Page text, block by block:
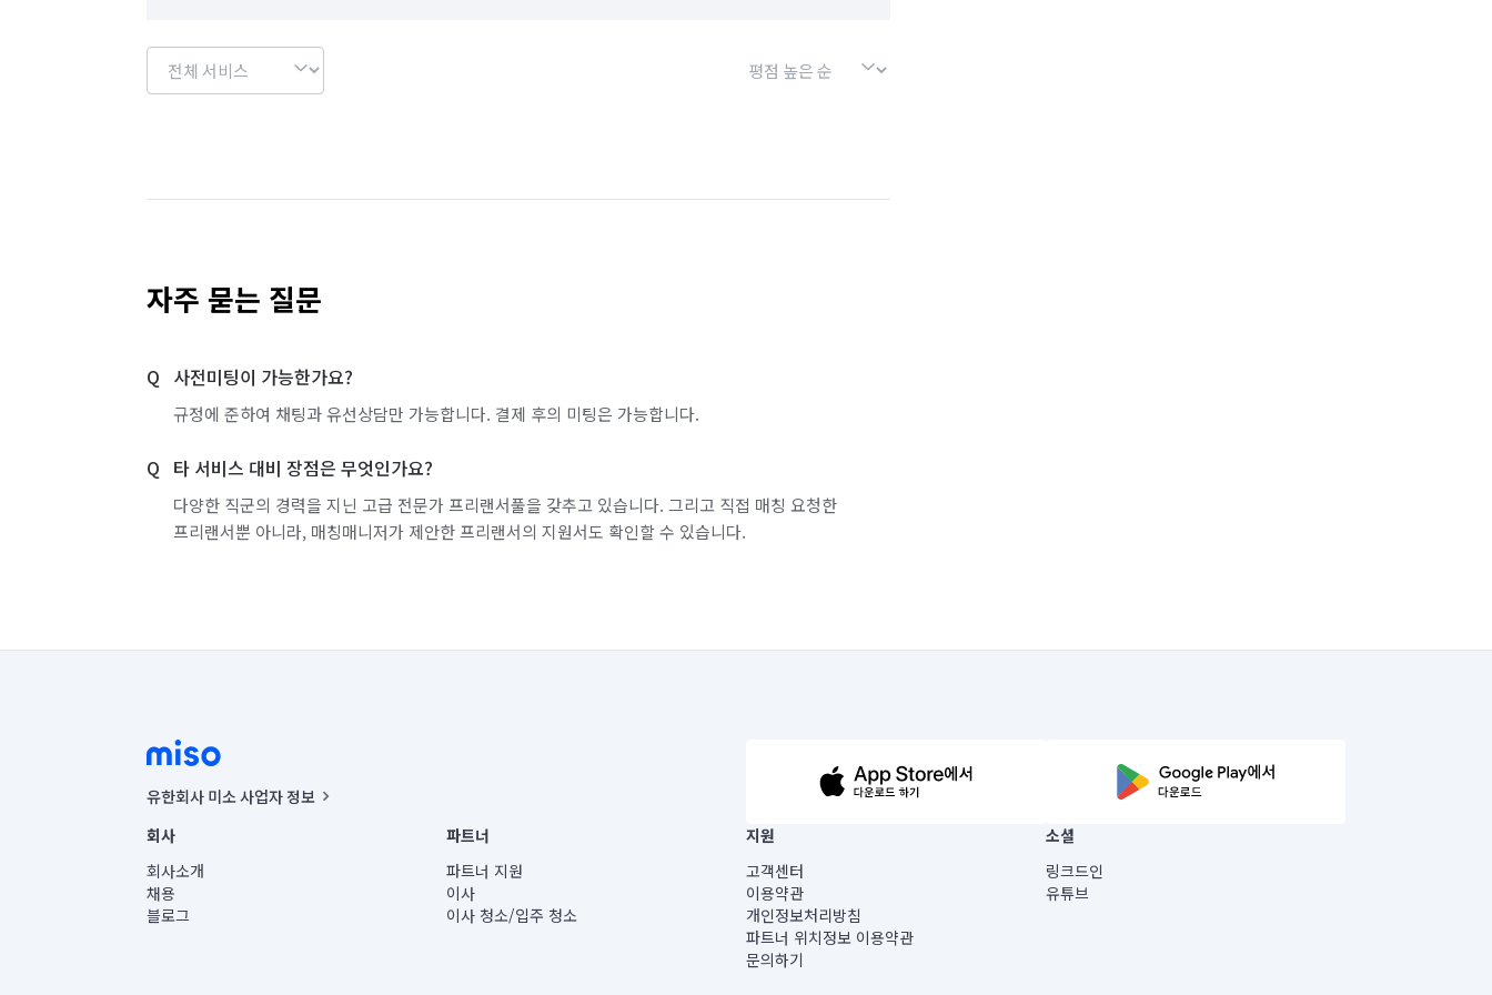
자주 묻는 질문
사전미팅이 가능한가요?
규정에 준하여 채팅과 유선상담만 가능합니다. 결제 후의 미팅은 가능합니다.
타 서비스 대비 장점은 무엇인가요?
다양한 직군의 경력을 지닌 고급 전문가 프리랜서풀을 갖추고 있습니다. 그리고 직접 매칭 요청한
프리랜서뿐 아니라, 매칭매니저가 제안한 프리랜서의 지원서도 확인할 수 있습니다.
유한회사 미소 사업자 정보
사업자등록번호 : 291-87-00271 | 인허가번호 : 2016-3220163-14-5-00019 |
통신판매신고번호 : 2024-서울종로-1400(공정거래위원회 정보) |
대표이사 : CHING VICTOR COLUMBIA RHEE
주소 | 본사: 서울특별시 종로구 율곡로 6(중학동, 트윈트리빌딩) B동 5층
컨택센터 : 서울특별시 종로구 수송동 율곡로 24, 7층, 8층 미소
회사
회사소개
채용
블로그
파트너
파트너 지원
이사
이사 청소/입주 청소
지원
고객센터
이용약관
개인정보처리방침
파트너 위치정보 이용약관
문의하기
소셜
링크드인
유튜브